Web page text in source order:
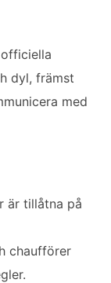
dyl, främst
med
är tillåtna på
chaufförer